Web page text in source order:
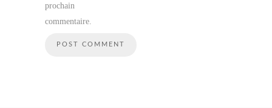
prochain
commentaire.